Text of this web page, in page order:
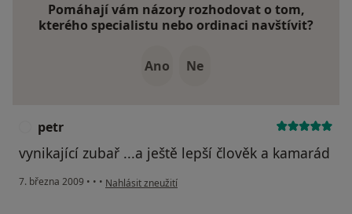
Pomáhají vám názory rozhodovat o tom,
kterého specialistu nebo ordinaci navštívit?
Ano Ne
petr
vynikající zubař ...a ještě lepší člověk a kamarád
7. března 2009 • • • podle názoru uživatele petr
Nahlásit zneužití